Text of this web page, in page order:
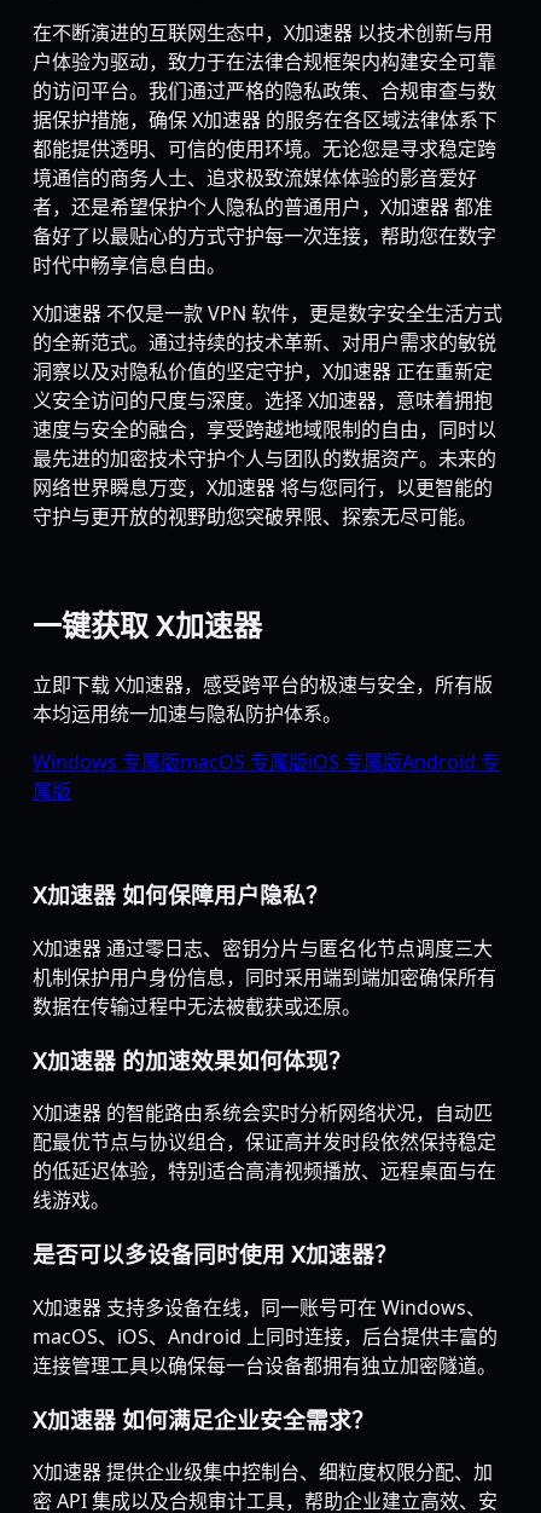
在不断演进的互联网生态中，X加速器 以技术创新与用
户体验为驱动，致力于在法律合规框架内构建安全可靠
的访问平台。我们通过严格的隐私政策、合规审查与数
据保护措施，确保 X加速器 的服务在各区域法律体系下
都能提供透明、可信的使用环境。无论您是寻求稳定跨
境通信的商务人士、追求极致流媒体体验的影音爱好
者，还是希望保护个人隐私的普通用户，X加速器 都准
备好了以最贴心的方式守护每一次连接，帮助您在数字
时代中畅享信息自由。
X加速器 不仅是一款 VPN 软件，更是数字安全生活方式
的全新范式。通过持续的技术革新、对用户需求的敏锐
洞察以及对隐私价值的坚定守护，X加速器 正在重新定
义安全访问的尺度与深度。选择 X加速器，意味着拥抱
速度与安全的融合，享受跨越地域限制的自由，同时以
最先进的加密技术守护个人与团队的数据资产。未来的
网络世界瞬息万变，X加速器 将与您同行，以更智能的
守护与更开放的视野助您突破界限、探索无尽可能。
一键获取 X加速器
立即下载 X加速器，感受跨平台的极速与安全，所有版
本均运用统一加速与隐私防护体系。
Windows 专属版macOS 专属版iOS 专属版Android 专
属版
X加速器 如何保障用户隐私？
X加速器 通过零日志、密钥分片与匿名化节点调度三大
机制保护用户身份信息，同时采用端到端加密确保所有
数据在传输过程中无法被截获或还原。
X加速器 的加速效果如何体现？
X加速器 的智能路由系统会实时分析网络状况，自动匹
配最优节点与协议组合，保证高并发时段依然保持稳定
的低延迟体验，特别适合高清视频播放、远程桌面与在
线游戏。
是否可以多设备同时使用 X加速器？
X加速器 支持多设备在线，同一账号可在 Windows、
macOS、iOS、Android 上同时连接，后台提供丰富的
连接管理工具以确保每一台设备都拥有独立加密隧道。
X加速器 如何满足企业安全需求？
X加速器 提供企业级集中控制台、细粒度权限分配、加
密 API 集成以及合规审计工具，帮助企业建立高效、安